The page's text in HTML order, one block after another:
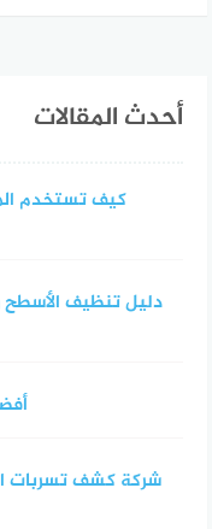
أحدث المقالات
كيف تستخدم
دليل تنظيف الأسطح
شركة كشف تسربات